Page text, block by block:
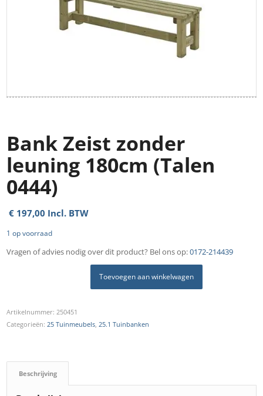
Bank Zeist zonder
leuning 180cm (Talen
0444)
€ 197,00 Incl. BTW
1 op voorraad
Vragen of advies nodig over dit product? Bel ons op:0172-214439
Toevoegen aan winkelwagen
Artikelnummer:250451
Categorieën:25 Tuinmeubels,25.1 Tuinbanken
Beschrijving